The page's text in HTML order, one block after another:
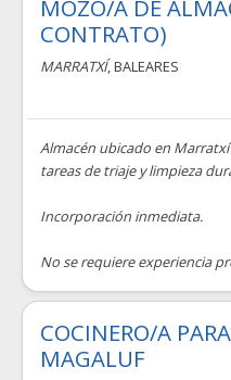
MOZO/A DE
CONTRATO)
MARRATXÍ, BALEARES
Almacén ubicado en
tareas de triaje y limpieza
Incorporación inmediata.
No se requiere experiencia
COCINERO/A
MAGALUF